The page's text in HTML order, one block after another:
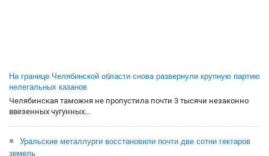
На границе Челябинской области снова развернули крупную партию
нелегальных казанов
Челябинская таможня не пропустила почти 3 тысячи незаконно
ввезенных чугунных...
Уральские металлурги восстановили почти две сотни гектаров
земель